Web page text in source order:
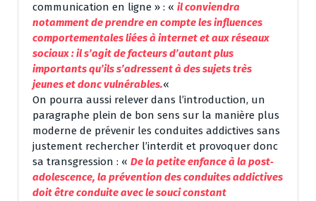
communication en ligne » : « il conviendra
notamment de prendre en compte les influences
comportementales liées à internet et aux réseaux
sociaux : il s’agit de facteurs d’autant plus
importants qu’ils s’adressent à des sujets très
jeunes et donc vulnérables.«
On pourra aussi relever dans l’introduction, un
paragraphe plein de bon sens sur la manière plus
moderne de prévenir les conduites addictives sans
justement rechercher l’interdit et provoquer donc
sa transgression : « De la petite enfance à la post‐
adolescence, la prévention des conduites addictives
doit être conduite avec le souci constant